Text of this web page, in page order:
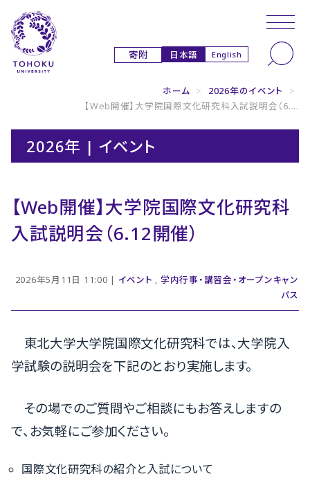
寄附 日本語 English
ホーム > 2026年のイベント
>
【Web開催】大学院国際文化研究科入試説明会（6....
2026年 | イベント
【Web開催】大学院国際文化研究科
入試説明会（6.12開催）
2026年5月11日 11:00 | イベント , 学内行事・講習会・オープンキャン
パス
東北大学大学院国際文化研究科では、大学院入
学試験の説明会を下記のとおり実施します。
その場でのご質問やご相談にもお答えしますの
で、お気軽にご参加ください。
国際文化研究科の紹介と入試について